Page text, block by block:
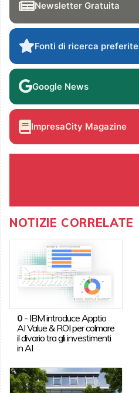
Newsletter Gratuita
Fonti di ricerca preferite
Google News
ImpresaCity Magazine
NOTIZIE CORRELATE
0- IBM introduce Apptio
AI Value & ROI per colmare
il divario tra gli investimenti
in AI